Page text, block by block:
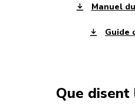
Manuel
Guide
Que disent